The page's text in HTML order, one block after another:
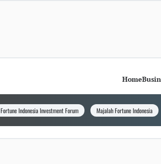
Home
Fortune Indonesia Investment Forum Majalah Fortune Indonesia